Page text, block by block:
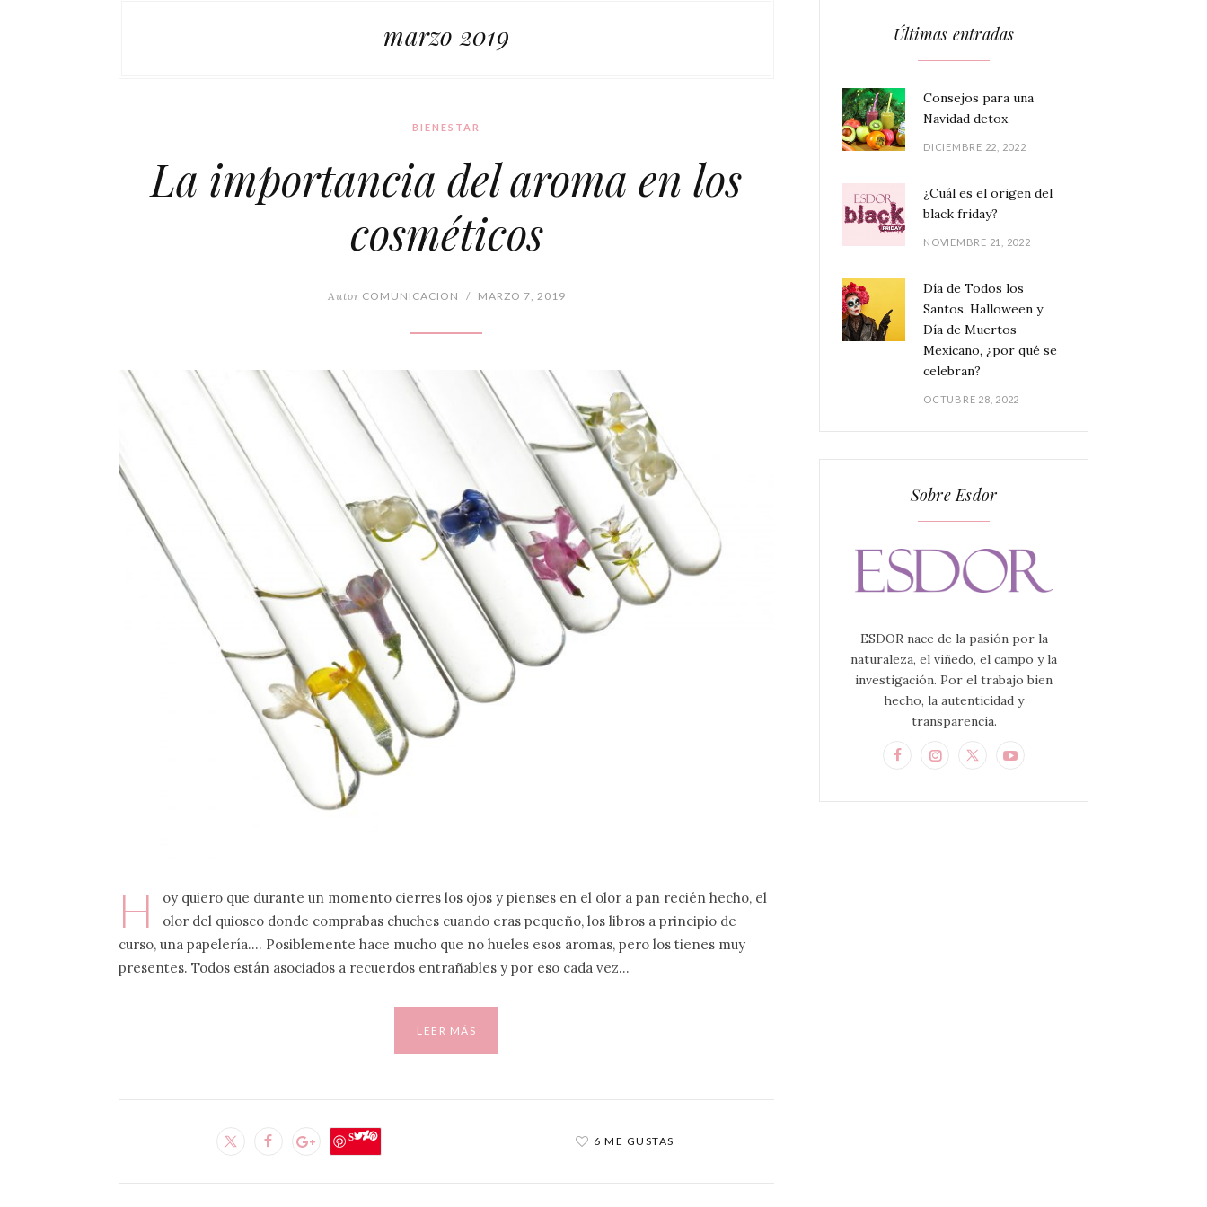
marzo 2019
BIENESTAR
La importancia del aroma en los
cosméticos
AutorCOMUNICACION / MARZO 7, 2019
H
oy quiero que durante un momento cierres los ojos y pienses en el olor a pan recién hecho, el
olor del quiosco donde comprabas chuches cuando eras pequeño, los libros a principio de
curso, una papelería…. Posiblemente hace mucho que no hueles esos aromas, pero los tienes muy
presentes. Todos están asociados a recuerdos entrañables y por eso cada vez…
LEER MÁS
Save 6 ME GUSTAS
Últimas entradas
Consejos para una
Navidad detox
DICIEMBRE 22, 2022
¿Cuál es el origen del
black friday?
NOVIEMBRE 21, 2022
Día de Todos los
Santos, Halloween y
Día de Muertos
Mexicano, ¿por qué se
celebran?
OCTUBRE 28, 2022
Sobre Esdor
ESDOR nace de la pasión por la
naturaleza, el viñedo, el campo y la
investigación. Por el trabajo bien
hecho, la autenticidad y
transparencia.